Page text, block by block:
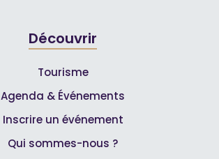
Découvrir
Tourisme
Agenda & Événements
Inscrire un événement
Qui sommes-nous ?